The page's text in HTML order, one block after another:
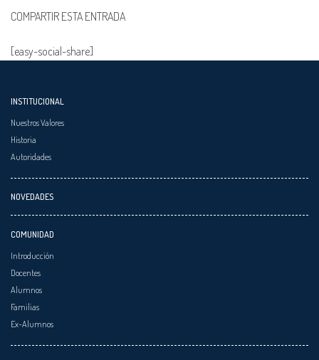
COMPARTIR ESTA ENTRADA
[easy-social-share]
INSTITUCIONAL
Nuestros Valores
Historia
Autoridades
NOVEDADES
COMUNIDAD
Introducción
Docentes
Alumnos
Familias
Ex-Alumnos